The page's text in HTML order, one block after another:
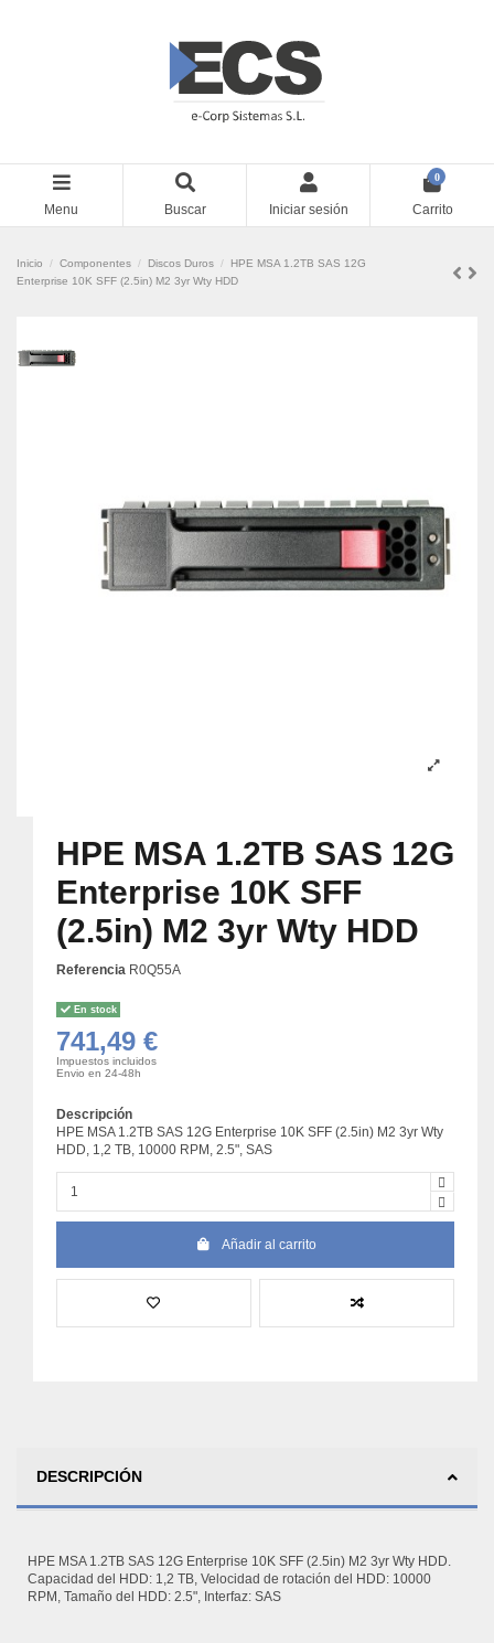
Menu Buscar Iniciar sesión
0
Carrito
Inicio Componentes Discos Duros
HPE MSA 1.2TB SAS 12G
Enterprise 10K SFF (2.5in) M2 3yr Wty HDD
HPE MSA 1.2TB SAS 12G
Enterprise 10K SFF
(2.5in) M2 3yr Wty HDD
Referencia R0Q55A
En stock
741,49 €
Impuestos incluidos
Envio en 24-48h
Descripción
HPE MSA 1.2TB SAS 12G Enterprise 10K SFF (2.5in) M2 3yr Wty
HDD, 1,2 TB, 10000 RPM, 2.5", SAS
Añadir al carrito
DESCRIPCIÓN
HPE MSA 1.2TB SAS 12G Enterprise 10K SFF (2.5in) M2 3yr Wty HDD.
Capacidad del HDD: 1,2 TB, Velocidad de rotación del HDD: 10000
RPM, Tamaño del HDD: 2.5", Interfaz: SAS